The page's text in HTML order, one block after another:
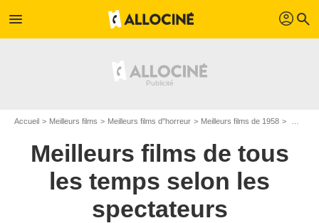
menu profil search
Accueil Meilleurs films Meilleurs films d''horreur Meilleurs films de 1958
Meilleurs films de tous
les temps selon les
spectateurs